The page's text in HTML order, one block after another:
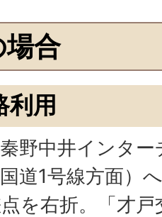
合
利用
野中井インタ
道1号線方面）
を右折。「才